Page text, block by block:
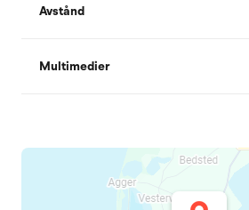
Avstånd
Multimedier